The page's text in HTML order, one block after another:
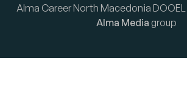
Alma Career North Macedonia
Alma Media group